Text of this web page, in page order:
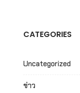
CATEGORIES
Uncategorized
ข่าว